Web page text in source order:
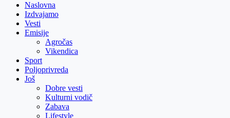
Naslovna
Izdvajamo
Vesti
Emisije
Agročas
Vikendica
Sport
Poljoprivreda
Još
Dobre vesti
Kulturni vodič
Zabava
Lifestyle